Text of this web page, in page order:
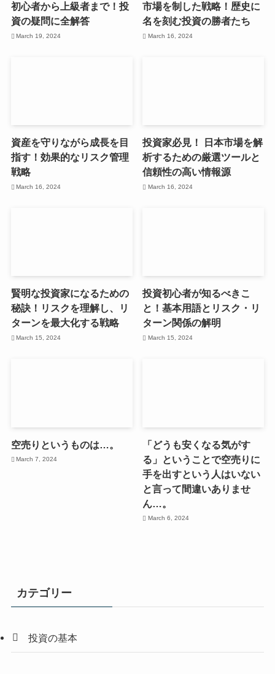
初心者から上級者まで！投
資の疑問に全解答
March 19, 2024
市場を制した戦略！歴史に
名を刻む投資の勝者たち
March 16, 2024
資産を守りながら成長を目
指す！効果的なリスク管理
戦略
March 16, 2024
投資家必見！ 日本市場を解
析するための厳選ツールと
信頼性の高い情報源
March 16, 2024
賢明な投資家になるための
秘訣！リスクを理解し、リ
ターンを最大化する戦略
March 15, 2024
投資初心者が知るべきこ
と！基本用語とリスク・リ
ターン関係の解明
March 15, 2024
空売りというものは…。
March 7, 2024
「どうも安くなる気がす
る」ということで空売りに
手を出すという人はいない
と言って間違いありませ
ん…。
March 6, 2024
カテゴリー
投資の基本